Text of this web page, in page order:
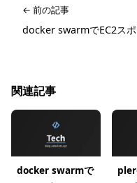
← 前の記事
関連記事
docker swarmで